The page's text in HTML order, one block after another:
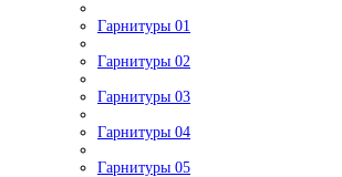
Гарнитуры 01
Гарнитуры 02
Гарнитуры 03
Гарнитуры 04
Гарнитуры 05